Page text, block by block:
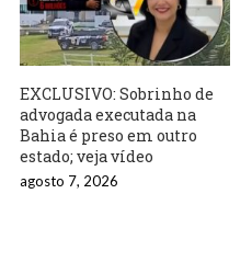
EXCLUSIVO: Sobrinho de
advogada executada na
Bahia é preso em outro
estado; veja vídeo
agosto 7, 2026